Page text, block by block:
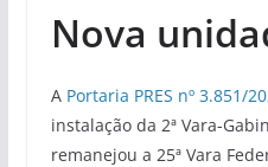
Nova
A Portaria PRES nº 3.851/
instalação da 2ª Vara-
remanejou a 25ª Vara